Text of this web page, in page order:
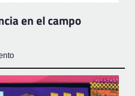
en el campo